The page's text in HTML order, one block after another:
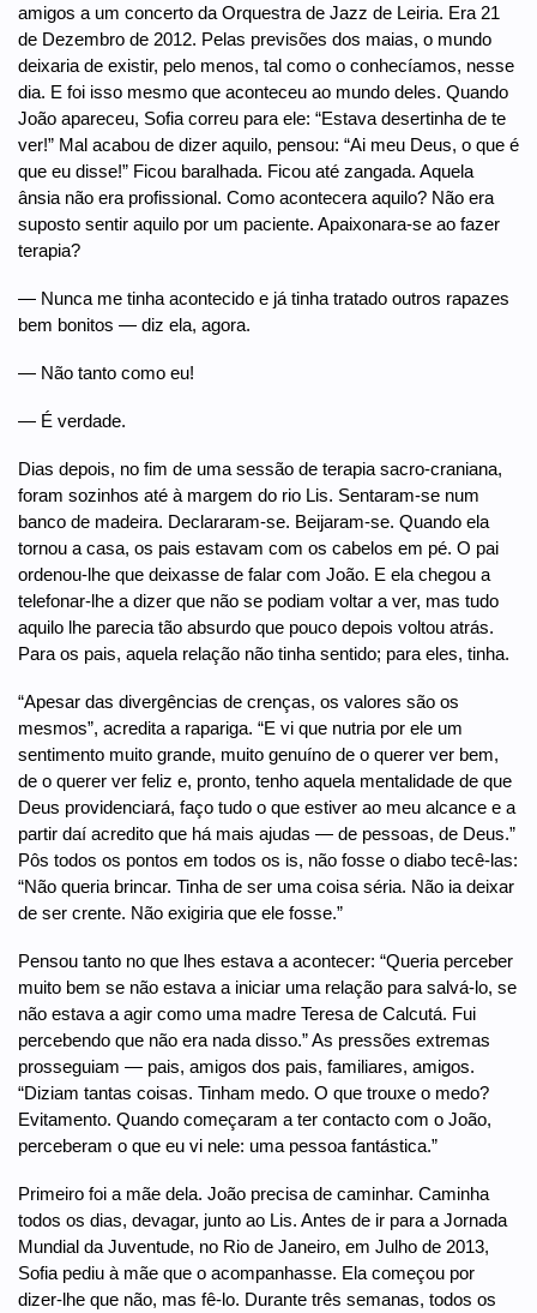
amigos a um concerto da Orquestra de Jazz de Leiria. Era 21
de Dezembro de 2012. Pelas previsões dos maias, o mundo
deixaria de existir, pelo menos, tal como o conhecíamos, nesse
dia. E foi isso mesmo que aconteceu ao mundo deles. Quando
João apareceu, Sofia correu para ele: “Estava desertinha de te
ver!” Mal acabou de dizer aquilo, pensou: “Ai meu Deus, o que é
que eu disse!” Ficou baralhada. Ficou até zangada. Aquela
ânsia não era profissional. Como acontecera aquilo? Não era
suposto sentir aquilo por um paciente. Apaixonara-se ao fazer
terapia?
— Nunca me tinha acontecido e já tinha tratado outros rapazes
bem bonitos — diz ela, agora.
— Não tanto como eu!
— É verdade.
Dias depois, no fim de uma sessão de terapia sacro-craniana,
foram sozinhos até à margem do rio Lis. Sentaram-se num
banco de madeira. Declararam-se. Beijaram-se. Quando ela
tornou a casa, os pais estavam com os cabelos em pé. O pai
ordenou-lhe que deixasse de falar com João. E ela chegou a
telefonar-lhe a dizer que não se podiam voltar a ver, mas tudo
aquilo lhe parecia tão absurdo que pouco depois voltou atrás.
Para os pais, aquela relação não tinha sentido; para eles, tinha.
“Apesar das divergências de crenças, os valores são os
mesmos”, acredita a rapariga. “E vi que nutria por ele um
sentimento muito grande, muito genuíno de o querer ver bem,
de o querer ver feliz e, pronto, tenho aquela mentalidade de que
Deus providenciará, faço tudo o que estiver ao meu alcance e a
partir daí acredito que há mais ajudas — de pessoas, de Deus.”
Pôs todos os pontos em todos os is, não fosse o diabo tecê-las:
“Não queria brincar. Tinha de ser uma coisa séria. Não ia deixar
de ser crente. Não exigiria que ele fosse.”
Pensou tanto no que lhes estava a acontecer: “Queria perceber
muito bem se não estava a iniciar uma relação para salvá-lo, se
não estava a agir como uma madre Teresa de Calcutá. Fui
percebendo que não era nada disso.” As pressões extremas
prosseguiam — pais, amigos dos pais, familiares, amigos.
“Diziam tantas coisas. Tinham medo. O que trouxe o medo?
Evitamento. Quando começaram a ter contacto com o João,
perceberam o que eu vi nele: uma pessoa fantástica.”
Primeiro foi a mãe dela. João precisa de caminhar. Caminha
todos os dias, devagar, junto ao Lis. Antes de ir para a Jornada
Mundial da Juventude, no Rio de Janeiro, em Julho de 2013,
Sofia pediu à mãe que o acompanhasse. Ela começou por
dizer-lhe que não, mas fê-lo. Durante três semanas, todos os